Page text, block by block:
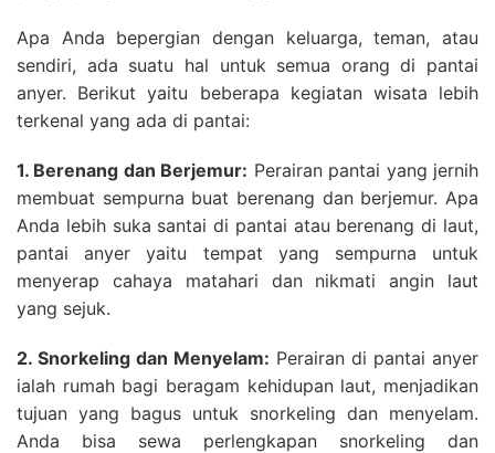
Apa Anda bepergian dengan keluarga, teman, atau
sendiri, ada suatu hal untuk semua orang di pantai
anyer. Berikut yaitu beberapa kegiatan wisata lebih
terkenal yang ada di pantai:
1. Berenang dan Berjemur: Perairan pantai yang jernih
membuat sempurna buat berenang dan berjemur. Apa
Anda lebih suka santai di pantai atau berenang di laut,
pantai anyer yaitu tempat yang sempurna untuk
menyerap cahaya matahari dan nikmati angin laut
yang sejuk.
2. Snorkeling dan Menyelam: Perairan di pantai anyer
ialah rumah bagi beragam kehidupan laut, menjadikan
tujuan yang bagus untuk snorkeling dan menyelam.
Anda bisa sewa perlengkapan snorkeling dan